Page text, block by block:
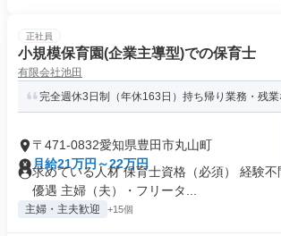
正社員
小規模保育園(企業主導型)での保育士
有限会社池田
完全週休3日制（年休163日）持ち帰り業務・残
〒471-0832愛知県豊田市丸山町
月給21万円～22万円
求めている人材 保育士資格（必須） 経験
優遇 主婦（夫）・フリータ...
主婦・主夫歓迎 +15個